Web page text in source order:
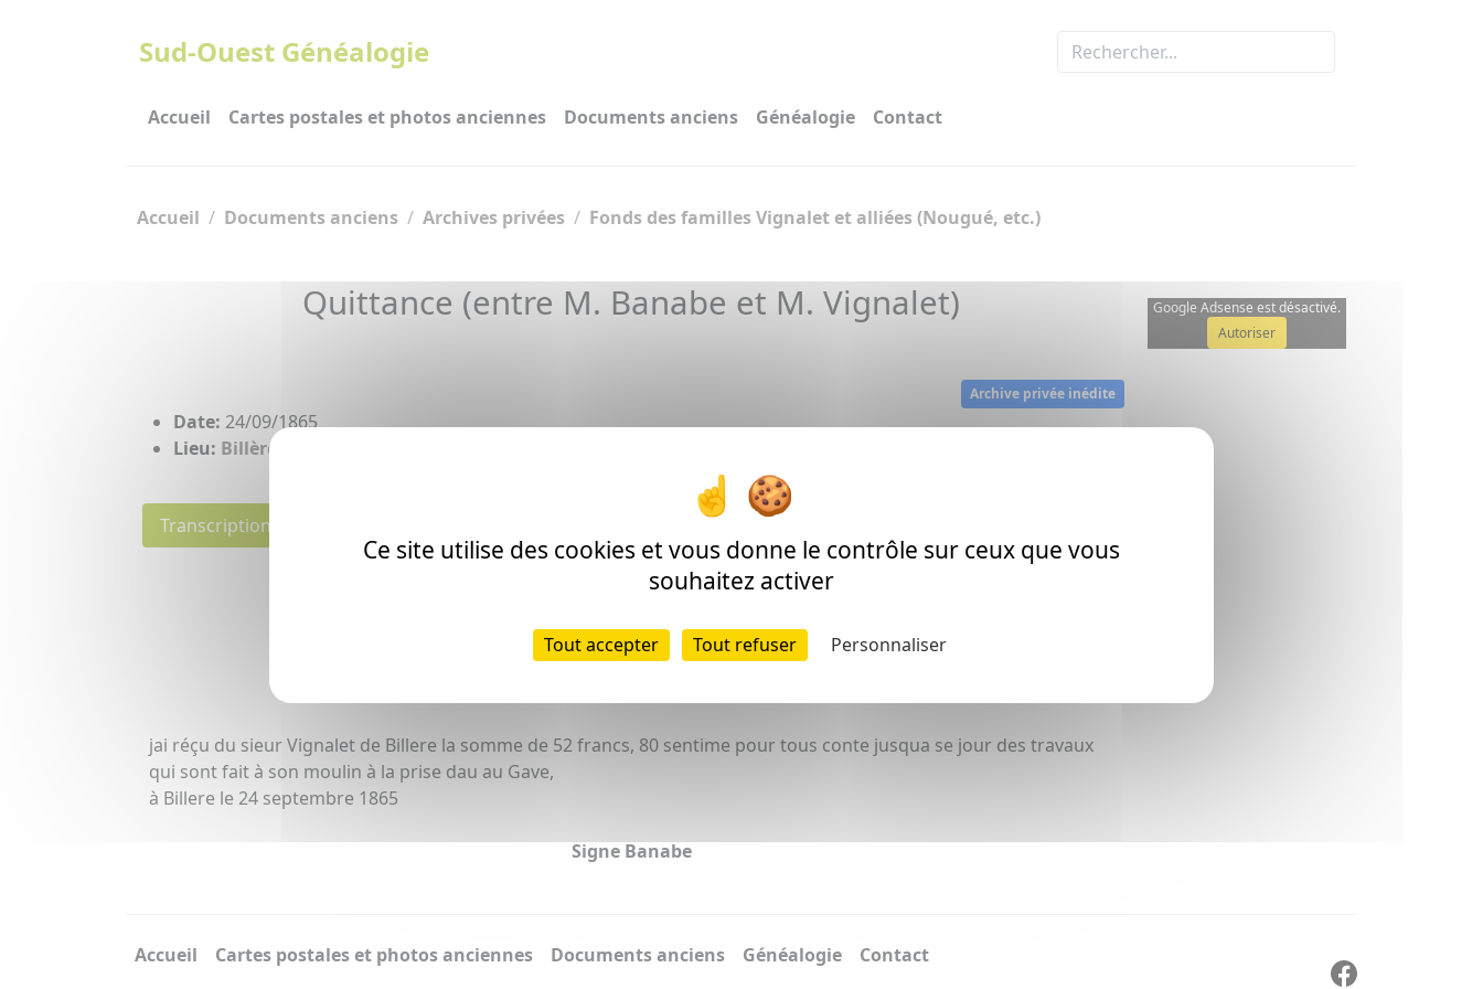
Sud-Ouest Généalogie
Accueil Cartes postales et photos anciennes Documents anciens Généalogie Contact
Accueil Documents anciens Archives privées Fonds des familles Vignalet et alliées (Nougué, etc.)
Quittance (entre M. Banabe et M. Vignalet)
Archive privée inédite
Date: 24/09/1865
Lieu: Billère
Transcription
[La transcription peut comporter des erreurs]
jai réçu du sieur Vignalet de Billere la somme de 52 francs, 80 sentime pour tous conte jusqua se jour des travaux
qui sont fait à son moulin à la prise dau au Gave,
à Billere le 24 septembre 1865
Signe Banabe
Google Adsense est désactivé.
Autoriser
Accueil Cartes postales et photos anciennes Documents anciens Généalogie Contact
Ce site utilise des cookies et vous donne le contrôle sur ceux que vous
souhaitez activer
Tout accepter Tout refuser Personnaliser